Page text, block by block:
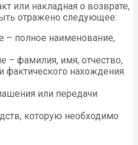
или накладная о возврате,
отражено следующее:
– полное наименование,
– фамилия, имя, отчество,
фактического нахождения.
или передачи
которую необходимо